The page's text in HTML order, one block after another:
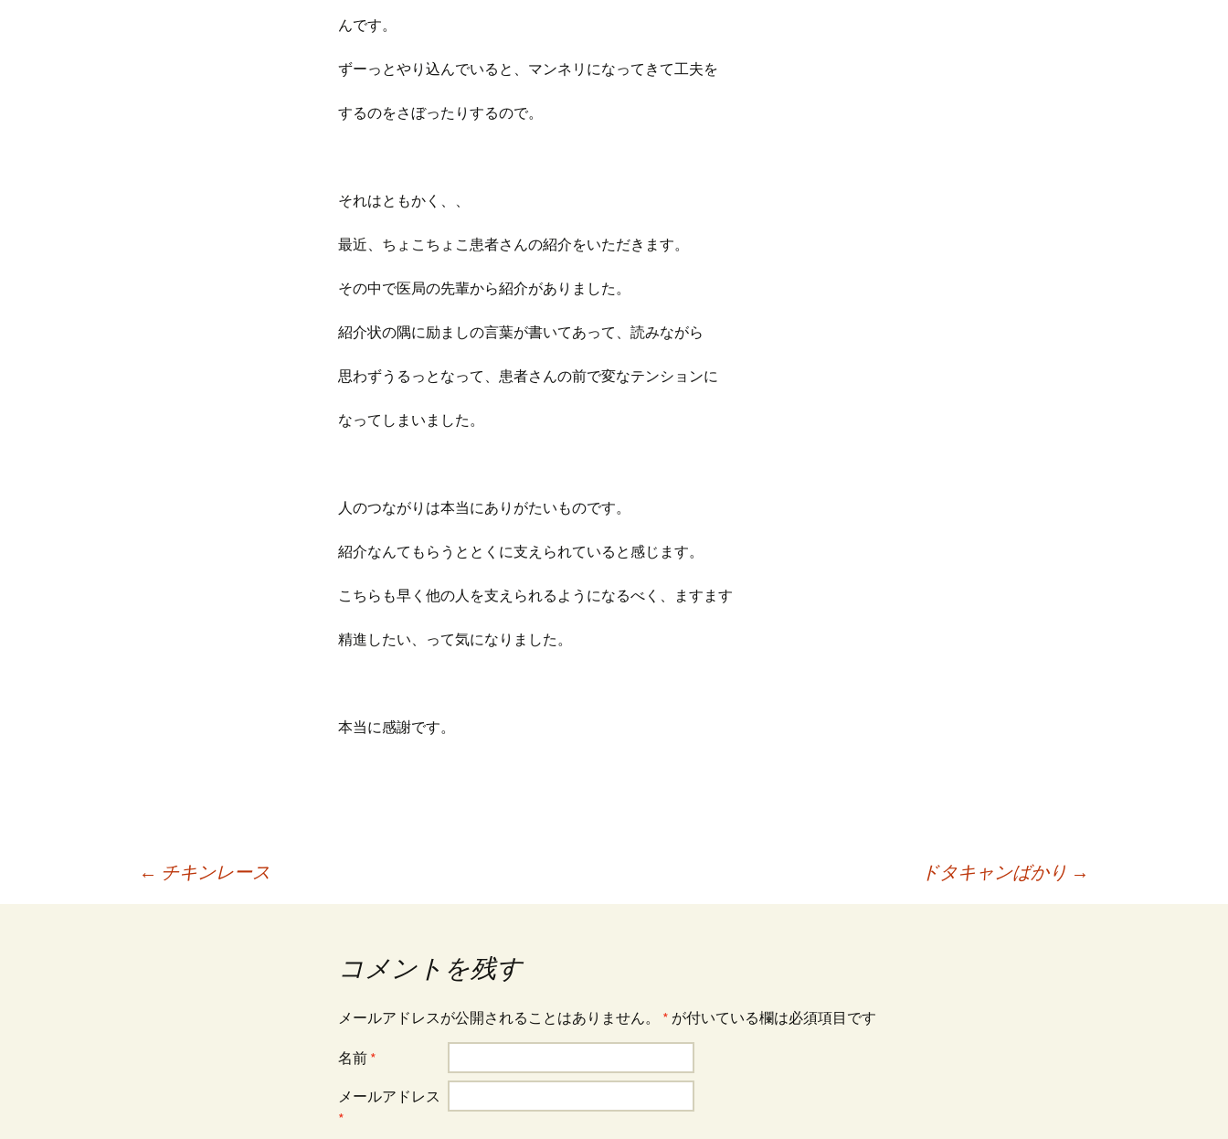
んです。
ずーっとやり込んでいると、マンネリになってきて工夫を
するのをさぼったりするので。
それはともかく、、
最近、ちょこちょこ患者さんの紹介をいただきます。
その中で医局の先輩から紹介がありました。
紹介状の隅に励ましの言葉が書いてあって、読みながら
思わずうるっとなって、患者さんの前で変なテンションに
なってしまいました。
人のつながりは本当にありがたいものです。
紹介なんてもらうととくに支えられていると感じます。
こちらも早く他の人を支えられるようになるべく、ますます
精進したい、って気になりました。
本当に感謝です。
投稿ナビゲーション
← チキンレース ドタキャンばかり →
コメントを残す
メールアドレスが公開されることはありません。 * が付いている欄は必須項目です
名前 *
メールアドレス
*